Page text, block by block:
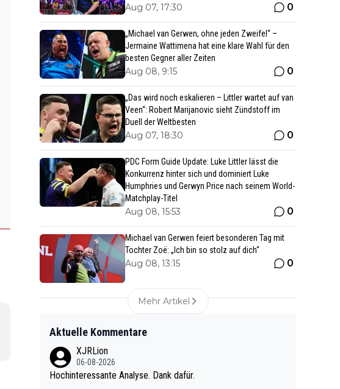
Aug 07, 17:30 0
„Michael van Gerwen, ohne jeden Zweifel“ –
Jermaine Wattimena hat eine klare Wahl für den
besten Gegner aller Zeiten
Aug 08, 9:15 0
„Das wird noch eskalieren – Littler wartet auf van
Veen“: Robert Marijanovic sieht Zündstoff im
Duell der Weltbesten
Aug 07, 18:30 0
PDC Form Guide Update: Luke Littler lässt die
Konkurrenz hinter sich und dominiert Luke
Humphries und Gerwyn Price nach seinem World-
Matchplay-Titel
Aug 08, 15:53 0
Michael van Gerwen feiert besonderen Tag mit
Tochter Zoë: „Ich bin so stolz auf dich“
Aug 08, 13:15 0
Mehr Artikel
Aktuelle Kommentare
XJRLion
06-08-2026
Hochinteressante Analyse. Dank dafür.